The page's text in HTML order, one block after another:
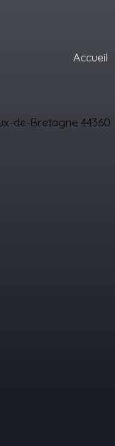
Accueil